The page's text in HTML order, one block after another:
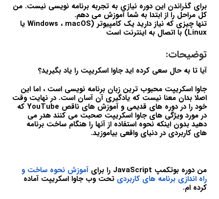
برای گذراندن این دوره نیازی به تجربه برنامه نویسی نیست. من
کل مراحل را از ابتدا به شما آموزش می دهم.
تنها چیزی که نیاز دارید یک کامپیوتر (Windows ، macOS یا
Linux) با اتصال به اینترنت است
توضیحات:
آیا تا به حال سعی کرده اید جاوا اسکریپت را یاد بگیرید؟
جاوا اسکریپت محبوب ترین زبان برنامه نویسی است ، اما این
اصلا بدان معنا نیست که یادگیری آن آسان است. در نهایت وقت
خود را در دوره های قدیمی و آموزش های ناقص YouTube که
در مورد ویژگی های جاوا اسکریپت صحبت می کنند هدر می
دهید بدون اینکه نحوه استفاده از آنها را هنگام ساخت برنامه
های کاربردی در دنیای واقعی بیاموزید.
من دوره بوتکمپ JavaScript را برای آموزش نحوه ساخت و
راه اندازی برنامه های کاربردی تحت وب جاوا اسکریپت آماده
کرده ام.